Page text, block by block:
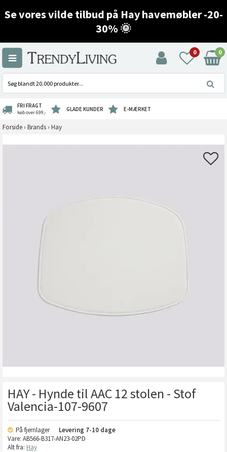
Se vores vilde tilbud på Hay havemøbler -20-
30% 🌞
0 0
FRI FRAGT
køb over 699,- GLADE KUNDER E-MÆRKET
Forside › Brands › Hay
HAY - Hynde til AAC 12 stolen - Stof
Valencia-107-9607
På fjernlager Levering 7-10 dage
Vare: AB566-B317-AN23-02PD
Alt fra: Hay